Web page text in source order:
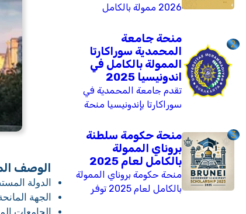
2026 ممولة بالكامل
والدراسات العليا. تشمل
تذاكر طيران، سكناً، وراتباً
شهرياً. متاحة لجميع
الجنسيات. الموعد النهائي:
28 فبراير 2026.
2
منحة جامعة
المحمدية سوراكارتا
الممولة بالكامل في
اندونيسيا 2025
تقدم جامعة المحمدية في
سوراكارتا بإندونيسيا منحة
2025 تشمل برامج
البكالوريوس، الماجستير،
والدكتوراه. تغطي المنحة
الرسوم الدراسية، بدل
معيشة، تكاليف الكتب،
3
منحة حكومة سلطنة
بروناي الممولة
بالكامل لعام 2025
منحة حكومة بروناي الممولة
بالكامل لعام 2025 توفر
الوصف
الدولة
الجهة